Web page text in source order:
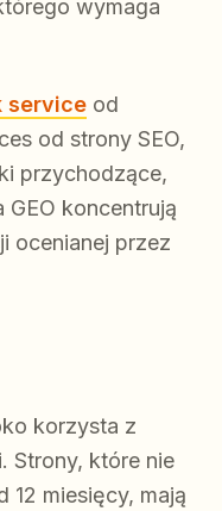
wymaga
service od
od strony SEO,
przychodzące,
GEO koncentrują
ocenianej przez
korzysta z
Strony, które nie
12 miesięcy, mają